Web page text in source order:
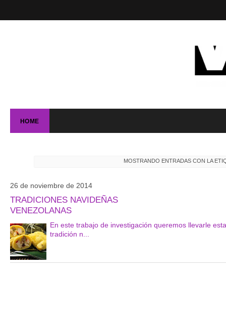
HOME
MOSTRANDO ENTRADAS CON LA
26 de noviembre de 2014
TRADICIONES NAVIDEÑAS
VENEZOLANAS
En este trabajo de investigación queremos llevarle
tradición n...